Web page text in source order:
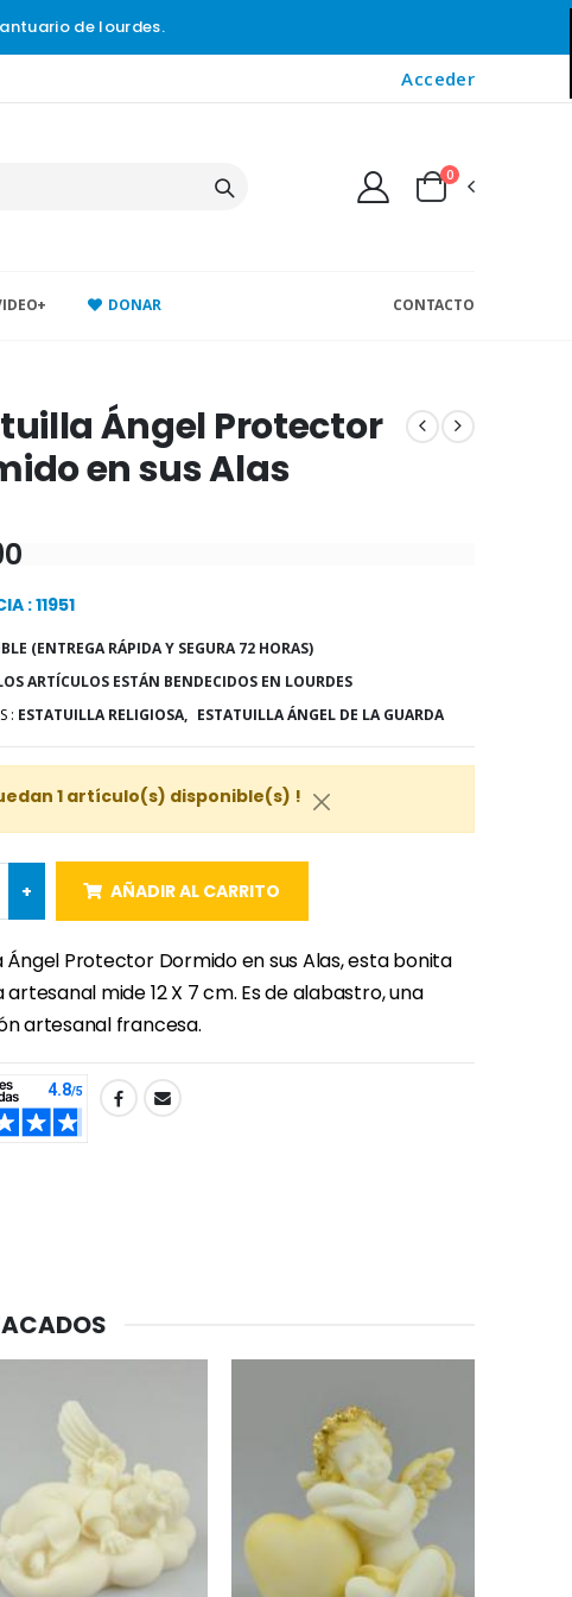
de lourdes.
Acceder
0
DONAR CONTACTO
-20%
Agua de Lourdes 1L
€24.90 €19.92
Ángel Protector
en sus Alas
: 11951
(ENTREGA RÁPIDA Y SEGURA 72 HORAS)
ARTÍCULOS ESTÁN BENDECIDOS EN LOURDES
: ESTATUILLA RELIGIOSA, ESTATUILLA ÁNGEL DE LA GUARDA
1 artículo(s) disponible(s) !
+ AÑADIR AL CARRITO
Ángel Protector Dormido en sus Alas, esta bonita
mide 12 X 7 cm. Es de alabastro, una
artesanal francesa.